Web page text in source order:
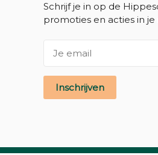
Schrijf je in op de
promoties en acties in
Inschrijven